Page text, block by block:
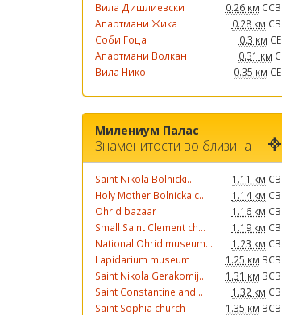
Вила Дишлиевски
0.26 км ССЗ
Апартмани Жика
0.28 км СЗ
Соби Гоца
0.3 км СЕ
Апартмани Волкан
0.31 км С
Вила Нико
0.35 км СЕ
Милениум Палас
Знаменитости во близина
Saint Nikola Bolnicki... 1.11 км СЗ
Holy Mother Bolnicka c...
1.14 км СЗ
Ohrid bazaar
1.16 км СЗ
Small Saint Clement ch...
1.19 км СЗ
National Ohrid museum...
1.23 км СЗ
Lapidarium museum
1.25 км ЗСЗ
Saint Nikola Gerakomij...
1.31 км ЗСЗ
Saint Constantine and...
1.32 км СЗ
Saint Sophia church
1.35 км ЗСЗ